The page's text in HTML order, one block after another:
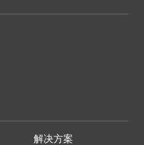
解决方案